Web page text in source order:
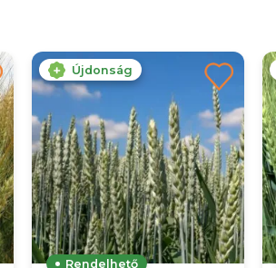
Újdonság
Rendelhető